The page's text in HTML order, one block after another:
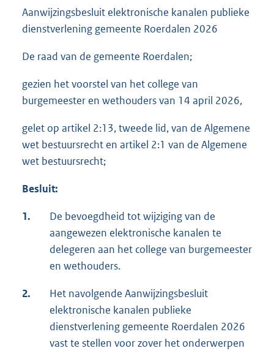
Aanwijzingsbesluit elektronische kanalen publieke
dienstverlening gemeente Roerdalen 2026
De raad van de gemeente Roerdalen;
gezien het voorstel van het college van
burgemeester en wethouders van 14 april 2026,
gelet op artikel 2:13, tweede lid, van de Algemene
wet bestuursrecht en artikel 2:1 van de Algemene
wet bestuursrecht;
Besluit:
1.
De bevoegdheid tot wijziging van de
aangewezen elektronische kanalen te
delegeren aan het college van burgemeester
en wethouders.
2.
Het navolgende Aanwijzingsbesluit
elektronische kanalen publieke
dienstverlening gemeente Roerdalen 2026
vast te stellen voor zover het onderwerpen